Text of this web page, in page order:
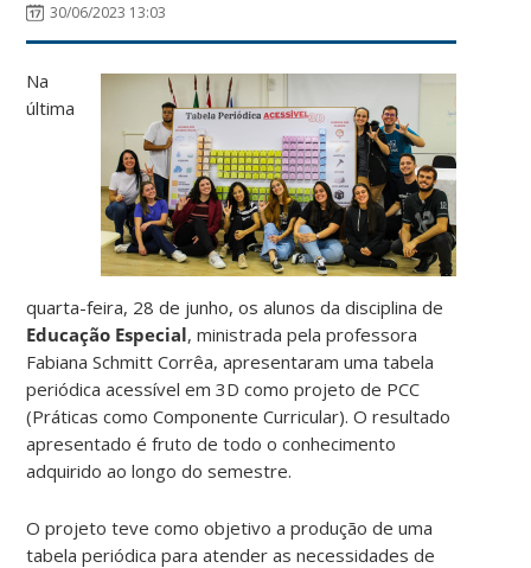
30/06/2023 13:03
Na
última
quarta-feira, 28 de junho, os alunos da disciplina de
Educação Especial, ministrada pela professora
Fabiana Schmitt Corrêa, apresentaram uma tabela
periódica acessível em 3D como projeto de PCC
(Práticas como Componente Curricular). O resultado
apresentado é fruto de todo o conhecimento
adquirido ao longo do semestre.
O projeto teve como objetivo a produção de uma
tabela periódica para atender as necessidades de